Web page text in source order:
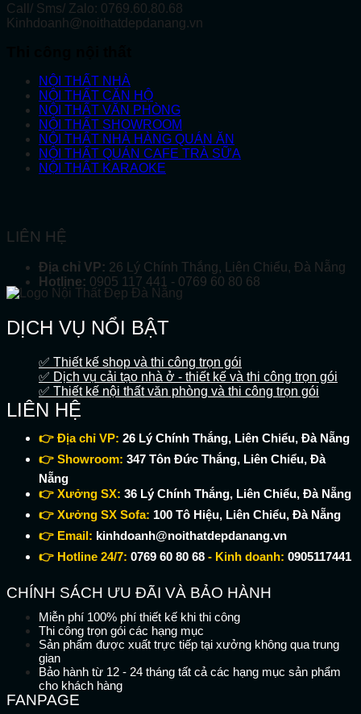
Call/ Sms/ Zalo: 0769.60.80.68
Kinhdoanh@noithatdepdanang.vn
NỘI THẤT NHÀ
NỘI THẤT CĂN HỘ
NỘI THẤT VĂN PHÒNG
NỘI THẤT SHOWROOM
NỘI THẤT NHÀ HÀNG QUÁN ĂN
NỘI THẤT QUÁN CAFE TRÀ SỮA
NỘI THẤT KARAOKE
LIÊN HỆ
Địa chỉ VP: 26 Lý Chính Thắng, Liên Chiểu, Đà Nẵng
Hotline: 0905 117 441 - 0769 60 80 68
DỊCH VỤ NỔI BẬT
✅ Thiết kế shop và thi công trọn gói
✅ Dịch vụ cải tạo nhà ở - thiết kế và thi công trọn gói
✅ Thiết kế nội thất văn phòng và thi công trọn gói
LIÊN HỆ
👉 Địa chỉ VP: 26 Lý Chính Thắng, Liên Chiểu, Đà Nẵng
👉 Showroom: 347 Tôn Đức Thắng, Liên Chiểu, Đà
Nẵng
👉 Xưởng SX: 36 Lý Chính Thắng, Liên Chiểu, Đà Nẵng
👉 Xưởng SX Sofa: 100 Tô Hiệu, Liên Chiểu, Đà Nẵng
👉 Email: kinhdoanh@noithatdepdanang.vn
👉 Hotline 24/7: 0769 60 80 68 - Kinh doanh: 0905117441
CHÍNH SÁCH ƯU ĐÃI VÀ BẢO HÀNH
Miễn phí 100% phí thiết kế khi thi công
Thi công trọn gói các hạng mục
Sản phẩm được xuất trực tiếp tại xưởng không qua trung
gian
Bảo hành từ 12 - 24 tháng tất cả các hạng mục sản phẩm
cho khách hàng
FANPAGE